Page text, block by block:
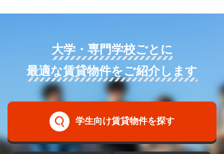
大学・専門学校ごとに
最適な賃貸物件をご紹介します
学生向け賃貸物件を探す